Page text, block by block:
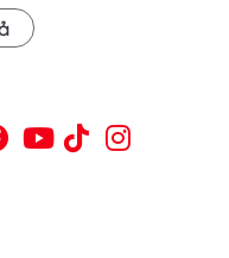
nhiều lĩnh vực khác
định và hiệu quả, sản
thông tin cơ bản về PLC
kỳ ai muốn cải thiện